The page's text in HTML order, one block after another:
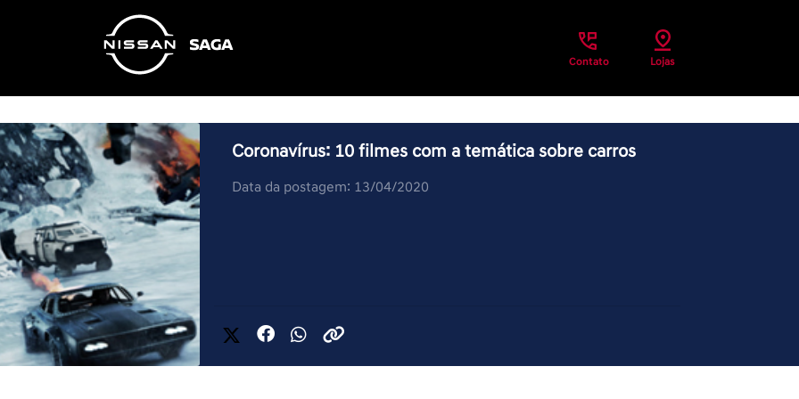
Contato Lojas
Coronavírus: 10 filmes com a temática sobre carros
Data da postagem: 13/04/2020